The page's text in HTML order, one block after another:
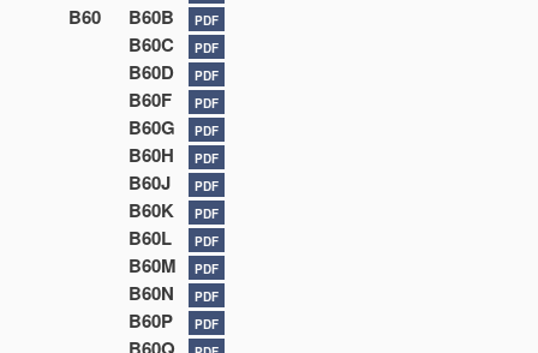
B60 B60B PDF
B60C PDF
B60D PDF
B60F PDF
B60G PDF
B60H PDF
B60J PDF
B60K PDF
B60L PDF
B60M PDF
B60N PDF
B60P PDF